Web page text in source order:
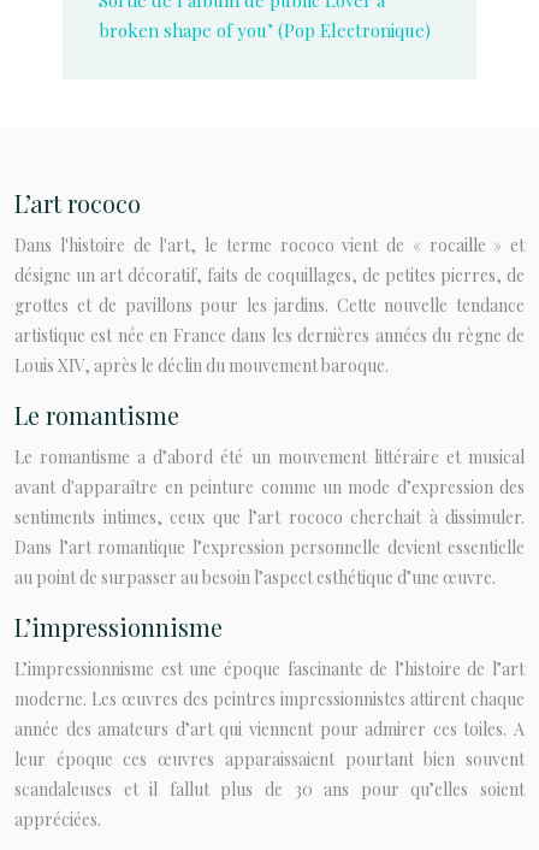
broken shape of you’ (Pop Electronique)
L’art rococo
Dans l'histoire de l'art, le terme rococo vient de « rocaille » et
désigne un art décoratif, faits de coquillages, de petites pierres, de
grottes et de pavillons pour les jardins. Cette nouvelle tendance
artistique est née en France dans les dernières années du règne de
Louis XIV, après le déclin du mouvement baroque.
Le romantisme
Le romantisme a d’abord été un mouvement littéraire et musical
avant d'apparaître en peinture comme un mode d’expression des
sentiments intimes, ceux que l’art rococo cherchait à dissimuler.
Dans l’art romantique l’expression personnelle devient essentielle
au point de surpasser au besoin l’aspect esthétique d’une œuvre.
L’impressionnisme
L’impressionnisme est une époque fascinante de l’histoire de l’art
moderne. Les œuvres des peintres impressionnistes attirent chaque
année des amateurs d’art qui viennent pour admirer ces toiles. A
leur époque ces œuvres apparaissaient pourtant bien souvent
scandaleuses et il fallut plus de 30 ans pour qu’elles soient
appréciées.